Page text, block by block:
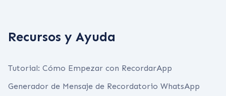
Recursos y Ayuda
Tutorial: Cómo Empezar con RecordarApp
Generador de Mensaje de Recordatorio WhatsApp